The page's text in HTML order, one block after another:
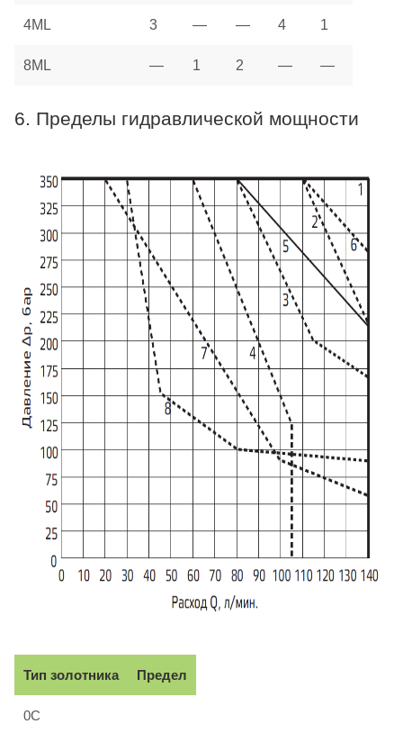
4ML 3 — — 4 1
8ML — 1 2 — —
6. Пределы гидравлической мощности
Тип золотника Предел
0C